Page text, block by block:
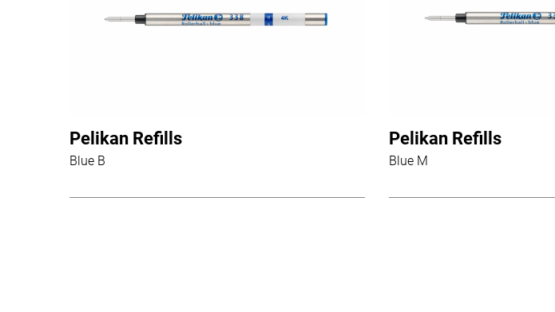
Pelikan Refills
Blue B
Pelikan Refills
Blue M